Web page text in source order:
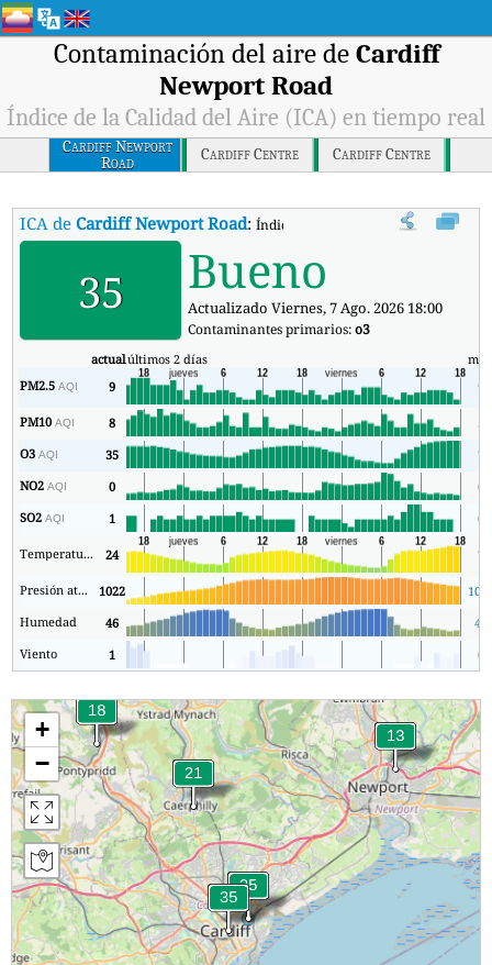
Contaminación del aire de Cardiff
Newport Road
Índice de la Calidad del Aire (ICA) en tiempo real
Cardiff Newport
Road
Cardiff Centre Cardiff Centre
ICA deCardiff Newport Road:Índice de la Calidad del Aire (ICA) de
35 Bueno
Actualizado Viernes, 7 Ago. 2026 18:00
Contaminantes primarios:o3
actualúltimos 2 días
PM2.5AQI 9 9
PM10AQI 8
5
O3AQI 35
7
NO2AQI 0
0
SO2AQI 1 0
Temperatura. 24 7
Presión atmosférica 1022
Humedad
46
44
Viento
1 0
+
−